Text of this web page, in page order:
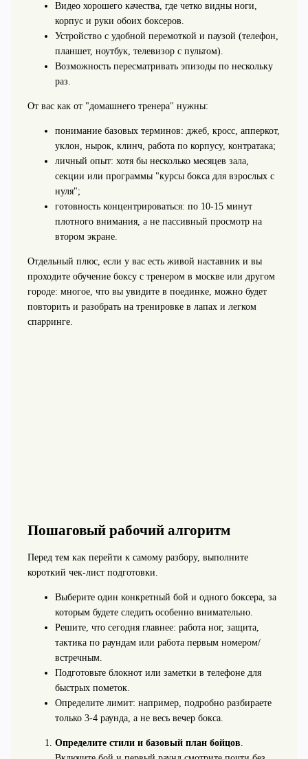
Видео хорошего качества, где четко видны ноги,
корпус и руки обоих боксеров.
Устройство с удобной перемоткой и паузой (телефон,
планшет, ноутбук, телевизор с пультом).
Возможность пересматривать эпизоды по нескольку
раз.
От вас как от "домашнего тренера" нужны:
понимание базовых терминов: джеб, кросс, апперкот,
уклон, нырок, клинч, работа по корпусу, контратака;
личный опыт: хотя бы несколько месяцев зала,
секции или программы "курсы бокса для взрослых с
нуля";
готовность концентрироваться: по 10-15 минут
плотного внимания, а не пассивный просмотр на
втором экране.
Отдельный плюс, если у вас есть живой наставник и вы
проходите обучение боксу с тренером в москве или другом
городе: многое, что вы увидите в поединке, можно будет
повторить и разобрать на тренировке в лапах и легком
спарринге.
Пошаговый рабочий алгоритм
Перед тем как перейти к самому разбору, выполните
короткий чек‑лист подготовки.
Выберите один конкретный бой и одного боксера, за
которым будете следить особенно внимательно.
Решите, что сегодня главнее: работа ног, защита,
тактика по раундам или работа первым номером/
встречным.
Подготовьте блокнот или заметки в телефоне для
быстрых пометок.
Определите лимит: например, подробно разбираете
только 3-4 раунда, а не весь вечер бокса.
Определите стили и базовый план бойцов